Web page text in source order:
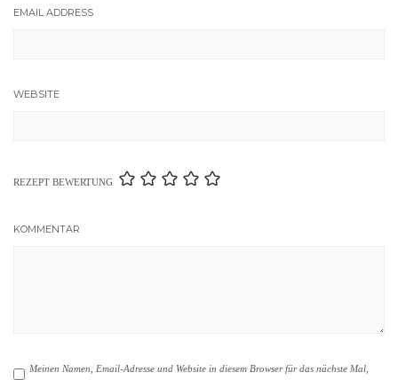
EMAIL ADDRESS
WEBSITE
REZEPT BEWERTUNG
KOMMENTAR
Meinen Namen, Email-Adresse und Website in diesem Browser für das nächste Mal,